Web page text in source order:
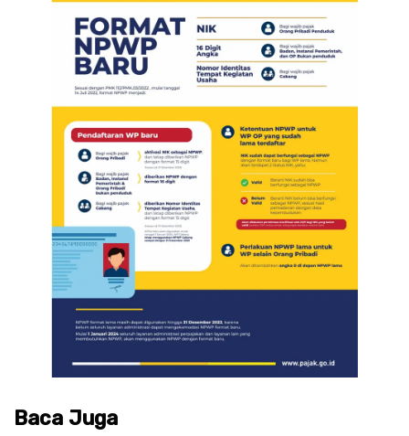
Baca Juga